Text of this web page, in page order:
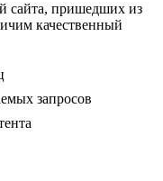
сайта, пришедших из
качественный
запросов